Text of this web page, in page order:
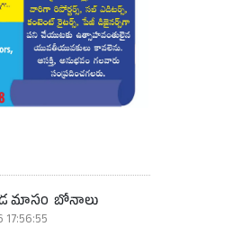
మాసం బోనాలు
17:56:55